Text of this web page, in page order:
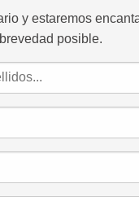
y estaremos
posible.